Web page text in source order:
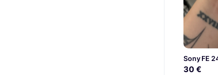
Sony FE
30 €